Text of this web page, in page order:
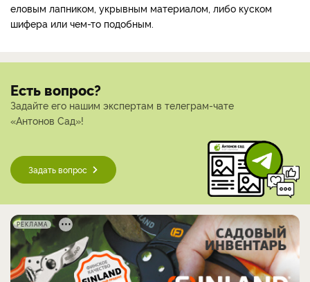
еловым лапником, укрывным материалом, либо куском
шифера или чем-то подобным.
Есть вопрос?
Задайте его нашим экспертам в телеграм-чате
«Антонов Сад»!
Задать вопрос
РЕКЛАМА